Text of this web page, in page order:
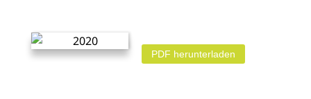
PDF herunterladen